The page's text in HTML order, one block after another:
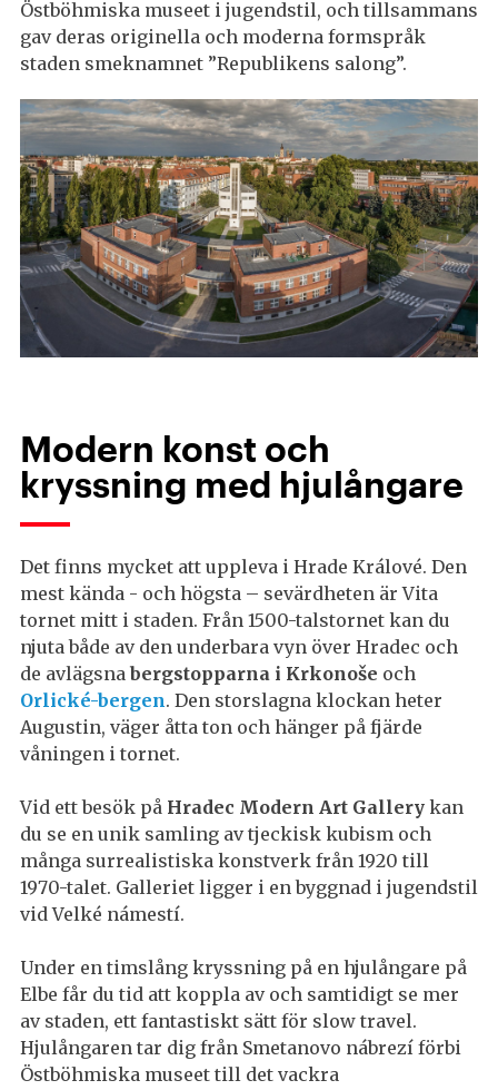
Östböhmiska museet i jugendstil, och tillsammans
gav deras originella och moderna formspråk
staden smeknamnet ”Republikens salong”.
Modern konst och
kryssning med hjulångare
Det finns mycket att uppleva i Hrade Králové. Den
mest kända - och högsta – sevärdheten är Vita
tornet mitt i staden. Från 1500-talstornet kan du
njuta både av den underbara vyn över Hradec och
de avlägsna bergstopparna i Krkonoše och
Orlické-bergen. Den storslagna klockan heter
Augustin, väger åtta ton och hänger på fjärde
våningen i tornet.
Vid ett besök på Hradec Modern Art Gallery kan
du se en unik samling av tjeckisk kubism och
många surrealistiska konstverk från 1920 till
1970-talet. Galleriet ligger i en byggnad i jugendstil
vid Velké námestí.
Under en timslång kryssning på en hjulångare på
Elbe får du tid att koppla av och samtidigt se mer
av staden, ett fantastiskt sätt för slow travel.
Hjulångaren tar dig från Smetanovo nábrezí förbi
Östböhmiska museet till det vackra